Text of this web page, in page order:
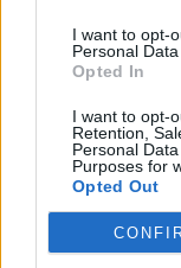
I want to opt-
Personal
Opted In
I want to opt-
Retention,
Personal
Purposes for
Opted Out
változott, mit
legalább infókat
kommunikáció
válaszolnak a
se kaptunk
bántani,de ki
Nov 1, 2023